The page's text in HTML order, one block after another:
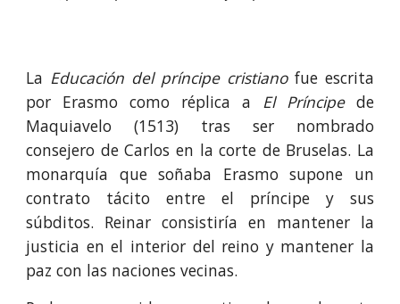
La Educación del príncipe cristianofue escrita
por Erasmo como réplica a El Príncipede
Maquiavelo (1513) tras ser nombrado
consejero de Carlos en la corte de Bruselas. La
monarquía que soñaba Erasmo supone un
contrato tácito entre el príncipe y sus
súbditos. Reinar consistiría en mantener la
justicia en el inte­rior del reino y mantener la
paz con las naciones vecinas.